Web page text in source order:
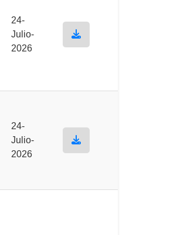
24-
Julio-
2026
24-
Julio-
2026